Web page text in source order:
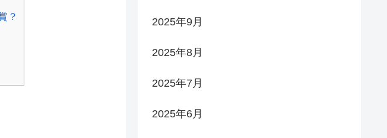
？
2025年9月
2025年8月
2025年7月
2025年6月